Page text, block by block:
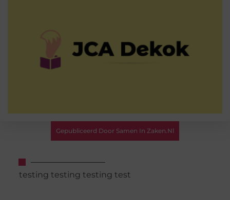
Gepubliceerd Door Samen In Zaken.nl
testing testing testing test